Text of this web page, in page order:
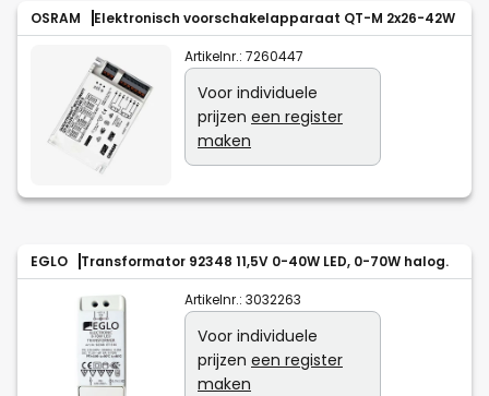
OSRAM Elektronisch voorschakelapparaat QT-M 2x26-42W
Artikelnr.: 7260447
Voor individuele
prijzen een register
maken
EGLO Transformator 92348 11,5V 0-40W LED, 0-70W halog.
Artikelnr.: 3032263
Voor individuele
prijzen een register
maken